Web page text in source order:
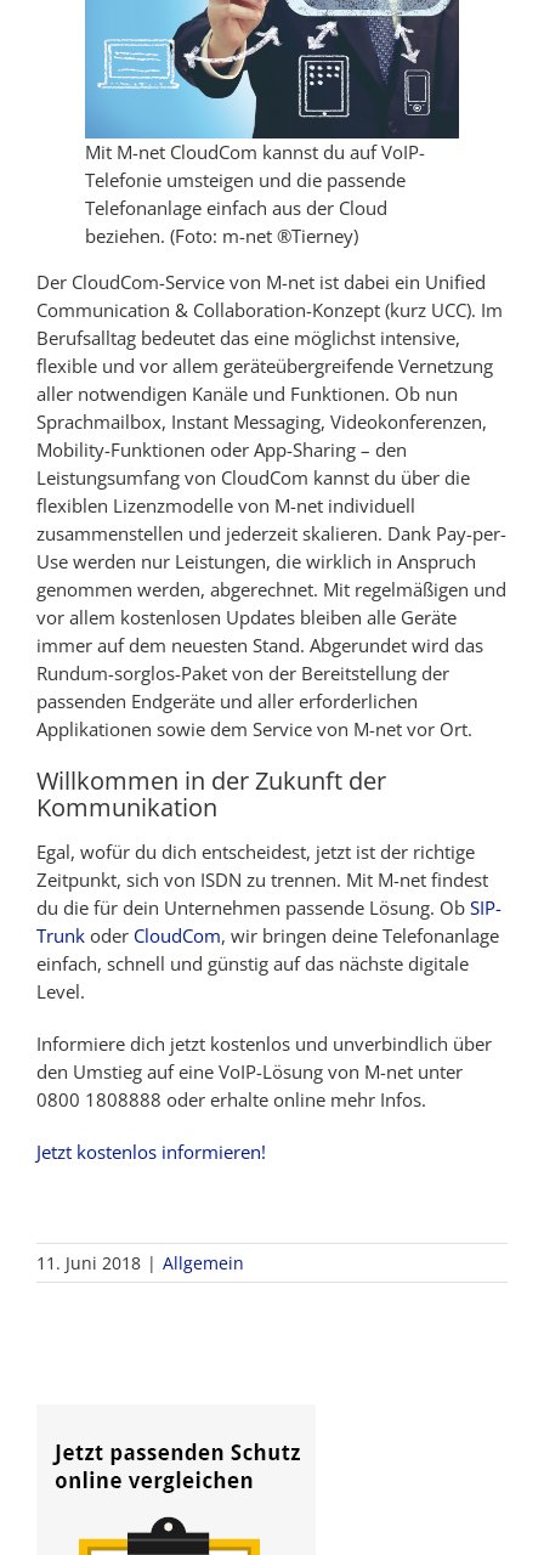
Mit M-net CloudCom kannst du auf VoIP-
Telefonie umsteigen und die passende
Telefonanlage einfach aus der Cloud
beziehen. (Foto: m-net ®Tierney)
Der CloudCom-Service von M-net ist dabei ein Unified
Communication & Collaboration-Konzept (kurz UCC). Im
Berufsalltag bedeutet das eine möglichst intensive,
flexible und vor allem geräteübergreifende Vernetzung
aller notwendigen Kanäle und Funktionen. Ob nun
Sprachmailbox, Instant Messaging, Videokonferenzen,
Mobility-Funktionen oder App-Sharing – den
Leistungsumfang von CloudCom kannst du über die
flexiblen Lizenzmodelle von M-net individuell
zusammenstellen und jederzeit skalieren. Dank Pay-per-
Use werden nur Leistungen, die wirklich in Anspruch
genommen werden, abgerechnet. Mit regelmäßigen und
vor allem kostenlosen Updates bleiben alle Geräte
immer auf dem neuesten Stand. Abgerundet wird das
Rundum-sorglos-Paket von der Bereitstellung der
passenden Endgeräte und aller erforderlichen
Applikationen sowie dem Service von M-net vor Ort.
Willkommen in der Zukunft der
Kommunikation
Egal, wofür du dich entscheidest, jetzt ist der richtige
Zeitpunkt, sich von ISDN zu trennen. Mit M-net findest
du die für dein Unternehmen passende Lösung. Ob SIP-
Trunk oder CloudCom, wir bringen deine Telefonanlage
einfach, schnell und günstig auf das nächste digitale
Level.
Informiere dich jetzt kostenlos und unverbindlich über
den Umstieg auf eine VoIP-Lösung von M-net unter
0800 1808888 oder erhalte online mehr Infos.
Jetzt kostenlos informieren!
11. Juni 2018 | Allgemein